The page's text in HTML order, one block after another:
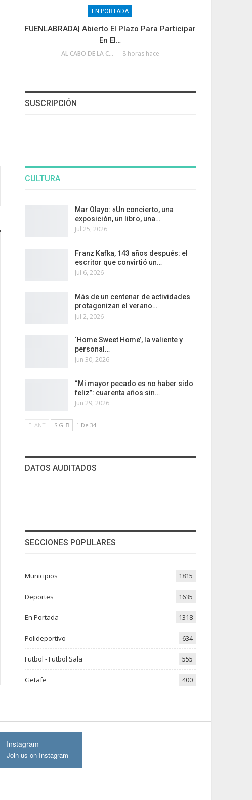
EN PORTADA
FUENLABRADA| Abierto El Plazo Para Participar
En El…
AL CABO DE LA CALLE 8 horas hace
SUSCRIPCIÓN
CULTURA
Mar Olayo: «Un concierto, una
exposición, un libro, una…
Jul 25, 2026
Franz Kafka, 143 años después: el
escritor que convirtió un…
Jul 6, 2026
Más de un centenar de actividades
protagonizan el verano…
Jul 2, 2026
‘Home Sweet Home’, la valiente y
personal…
Jun 30, 2026
“Mi mayor pecado es no haber sido
feliz”: cuarenta años sin…
Jun 29, 2026
ANT SIG 1 De 34
DATOS AUDITADOS
SECCIONES POPULARES
Municipios 1815
Deportes 1635
En Portada 1318
Polideportivo 634
Futbol - Futbol Sala 555
Getafe 400
Instagram
Join us on Instagram